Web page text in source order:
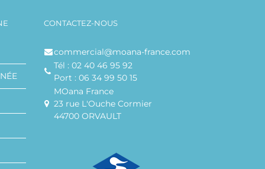
CONTACTEZ-NOUS
commercial@moana-france.com
Tél : 02 40 46 95 92
Port : 06 34 99 50 15
MOana France
23 rue L'Ouche Cormier
44700 ORVAULT